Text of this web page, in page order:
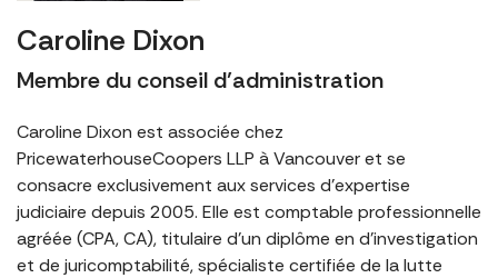
Caroline Dixon
Membre du conseil d’administration
Caroline Dixon est associée chez
PricewaterhouseCoopers LLP à Vancouver et se
consacre exclusivement aux services d’expertise
judiciaire depuis 2005. Elle est comptable professionnelle
agréée (CPA, CA), titulaire d’un diplôme en d’investigation
et de juricomptabilité, spécialiste certifiée de la lutte